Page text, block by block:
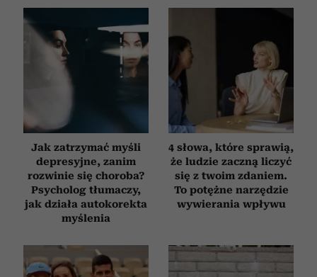
Jak zatrzymać myśli
depresyjne, zanim
rozwinie się choroba?
Psycholog tłumaczy,
jak działa autokorekta
myślenia
4 słowa, które sprawią,
że ludzie zaczną liczyć
się z twoim zdaniem.
To potężne narzędzie
wywierania wpływu